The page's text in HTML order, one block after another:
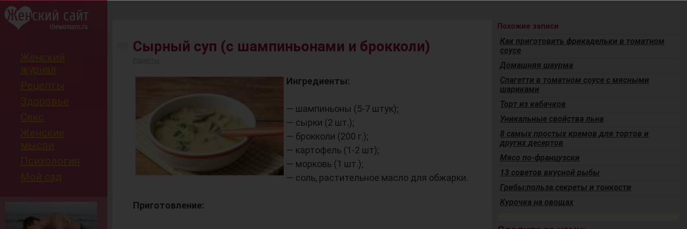
Рецепты
Здоровье
Сырный суп (с шампиньонами и брокколи)
Ингредиенты:
— шампиньоны (5-7 штук);
— сырки (2 шт.);
— брокколи (200 г.);
— картофель (1-2 шт);
— морковь (1 шт.);
— соль, растительное масло для обжарки.
Приготовление:
Похожие записи
Как приготовить фрикадельки в томатном
соусе
Домашняя шаурма
Спагетти в томатном соусе с мясными
шариками
Торт из кабачков
Уникальные свойства льна
8 самых простых кремов для тортов и
других десертов
Мясо по-французски
13 советов вкусной рыбы
Грибы:польза,секреты и тонкости
Курочка на овощах